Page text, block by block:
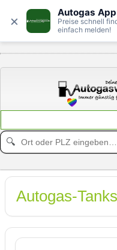
× Autogas App
Preise schnell
einfach melden!
🔍
Autogas-